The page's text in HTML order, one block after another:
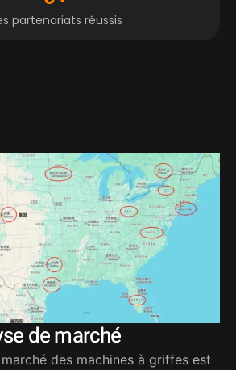
partenariats réussis
de marché
des machines à griffes est